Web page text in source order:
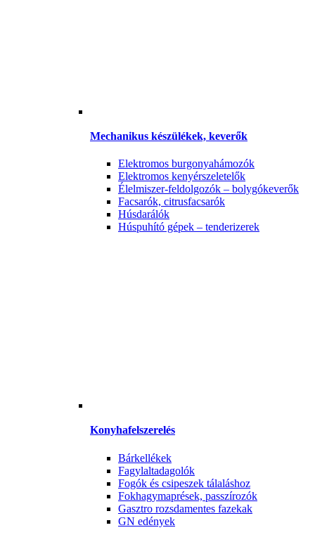
Mechanikus készülékek, keverők
Elektromos burgonyahámozók
Elektromos kenyérszeletelők
Élelmiszer-feldolgozók – bolygókeverők
Facsarók, citrusfacsarók
Húsdarálók
Húspuhító gépek – tenderizerek
Konyhafelszerelés
Bárkellékek
Fagylaltadagolók
Fogók és csipeszek tálaláshoz
Fokhagymaprések, passzírozók
Gasztro rozsdamentes fazekak
GN edények